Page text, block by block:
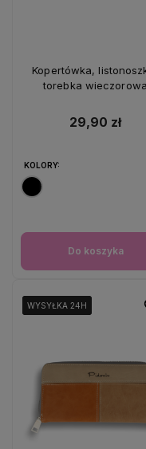
Kopertówka,
torebka wieczorowa
29,90 zł
KOLORY:
Do koszyka
WYSYŁKA 24H
WYSYŁKA 24H
WYSYŁKA 24H